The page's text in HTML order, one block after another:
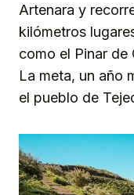
Artenara y
kilómetros
como el Pinar de
La meta, un año
el pueblo de